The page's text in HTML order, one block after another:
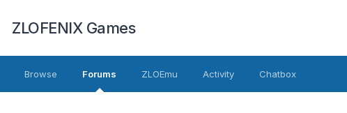
ZLOFENIX Games
Browse Forums ZLOEmu Activity Chatbox